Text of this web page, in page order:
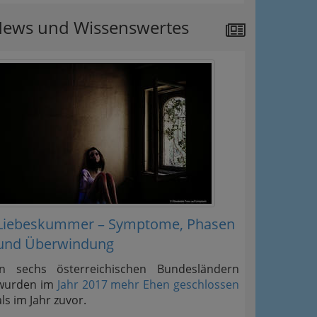
und Wissenswertes
– Symptome, Phasen
Überwindung
sechs österreichischen Bundesländern
im Jahr 2017 mehr Ehen geschlossen
im Jahr zuvor.